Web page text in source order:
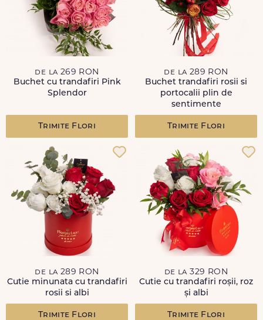
de la 269 RON
Buchet cu trandafiri Pink
Splendor
Trimite Flori
de la 289 RON
Buchet trandafiri rosii si
portocalii plin de
sentimente
Trimite Flori
de la 289 RON
Cutie minunata cu trandafiri
rosii si albi
Trimite Flori
de la 329 RON
Cutie cu trandafiri roșii, roz
și albi
Trimite Flori